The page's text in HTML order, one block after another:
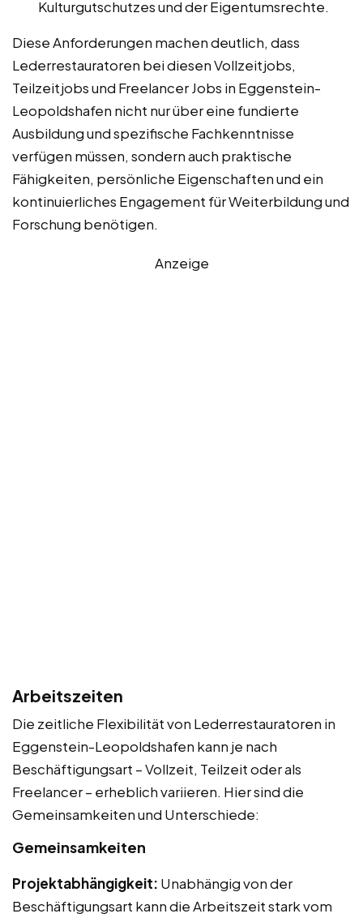
Kulturgutschutzes und der Eigentumsrechte.
Diese Anforderungen machen deutlich, dass
Lederrestauratoren bei diesen Vollzeitjobs,
Teilzeitjobs und Freelancer Jobs in Eggenstein-
Leopoldshafen nicht nur über eine fundierte
Ausbildung und spezifische Fachkenntnisse
verfügen müssen, sondern auch praktische
Fähigkeiten, persönliche Eigenschaften und ein
kontinuierliches Engagement für Weiterbildung und
Forschung benötigen.
Anzeige
Arbeitszeiten
Die zeitliche Flexibilität von Lederrestauratoren in
Eggenstein-Leopoldshafen kann je nach
Beschäftigungsart – Vollzeit, Teilzeit oder als
Freelancer – erheblich variieren. Hier sind die
Gemeinsamkeiten und Unterschiede:
Gemeinsamkeiten
Projektabhängigkeit: Unabhängig von der
Beschäftigungsart kann die Arbeitszeit stark vom